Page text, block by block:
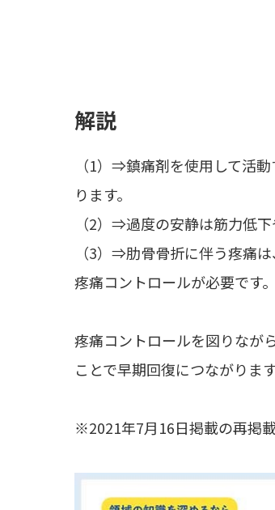
解説
（1）⇒鎮痛剤を使用して活
ります。
（2）⇒過度の安静は筋力低
（3）⇒肋骨骨折に伴う疼痛
疼痛コントロールが必要です。
疼痛コントロールを図りなが
ことで早期回復につながります
※2021年7月16日掲載の再掲載